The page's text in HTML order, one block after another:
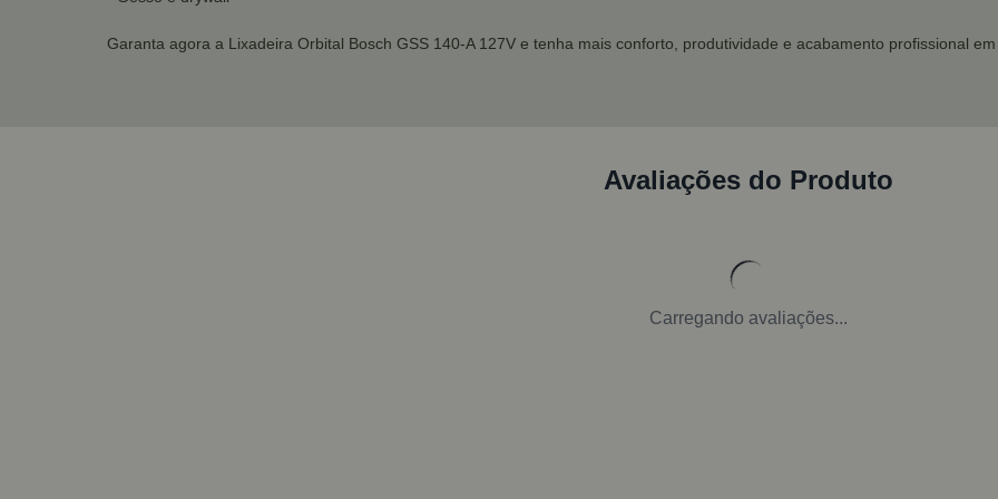
Garanta agora a Lixadeira Orbital Bosch GSS 140-A 127V e tenha mais conforto, produtividade e acabamento profissional
Avaliações do Produto
Carregando avaliações...